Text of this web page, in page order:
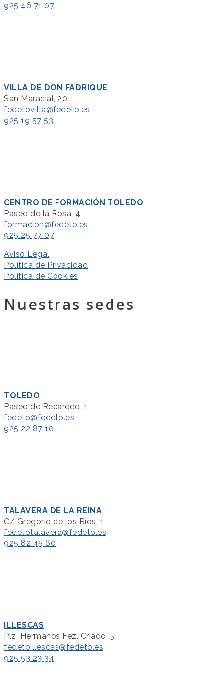
925 46 71 07
VILLA DE DON FADRIQUE
San Maracial, 20
fedetovilla@fedeto.es
925 19 57 53
CENTRO DE FORMACIÓN TOLEDO
Paseo de la Rosa, 4
formacion@fedeto.es
925 25 77 07
Aviso Legal
Política de Privacidad
Política de Cookies
Nuestras sedes
TOLEDO
Paseo de Recaredo, 1
fedeto@fedeto.es
925 22 87 10
TALAVERA DE LA REINA
C/ Gregorio de los Ríos, 1
fedetotalavera@fedeto.es
925 82 45 60
ILLESCAS
Plz. Hermanos Fez. Criado, 5.
fedetoillescas@fedeto.es
925 53 23 34